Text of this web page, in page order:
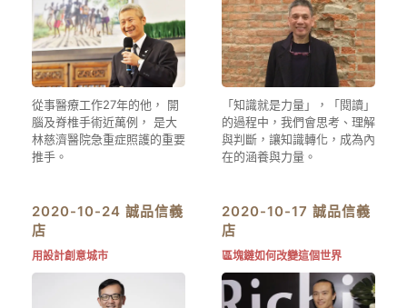
從事醫療工作27年的他， 開
腦及脊椎手術近萬例， 是大
林慈濟醫院急重症照護的重要
推手。
「知識就是力量」，「閱讀」
的過程中，我們會思考、理解
與判斷，讓知識轉化，成為內
在的涵養與力量。
2020-10-24 誠品信義
店
用設計創意城市
2020-10-17 誠品信義
店
區塊鏈如何改變這個世界